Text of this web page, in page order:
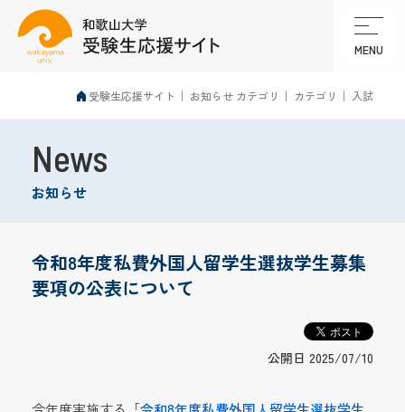
MENU
受験生応援サイト お知らせ カテゴリ カテゴリ 入試
News
お知らせ
令和8年度私費外国人留学生選抜学生募集
要項の公表について
公開日 2025/07/10